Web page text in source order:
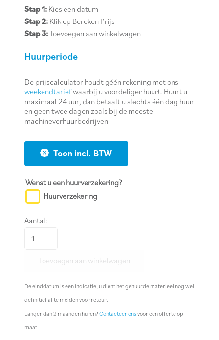
Stap 1: Kies een datum
Stap 2: Klik op Bereken Prijs
Stap 3:Toevoegen aan winkelwagen
Huurperiode
De prijscalculator houdt géén rekening met ons
weekendtariefwaarbij u voordeliger huurt. Huurt u
maximaal 24 uur, dan betaalt u slechts één dag huur
en geen twee dagen zoals bij de meeste
machineverhuurbedrijven.
BTW
Wenst u een huurverzekering?
Huurverzekering
Aantal:
aantal
Toevoegen aan winkelwagen
De einddatum is een indicatie, u dient het gehuurde materieel nog wel
definitief af te melden voor retour.
Langer dan 2 maanden huren?Contacteer onsvoor een offerte op
maat.